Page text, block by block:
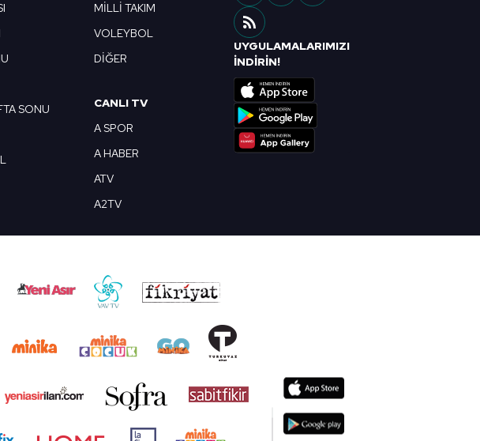
Metnimizi okumak ve sitemizde ilgili
SONU
MİLLİ TAKIM
VOLEYBOL
DİĞER
CANLI TV
A SPOR
A HABER
ATV
A2TV
UYGULAMALARIMIZI
İNDİRİN!